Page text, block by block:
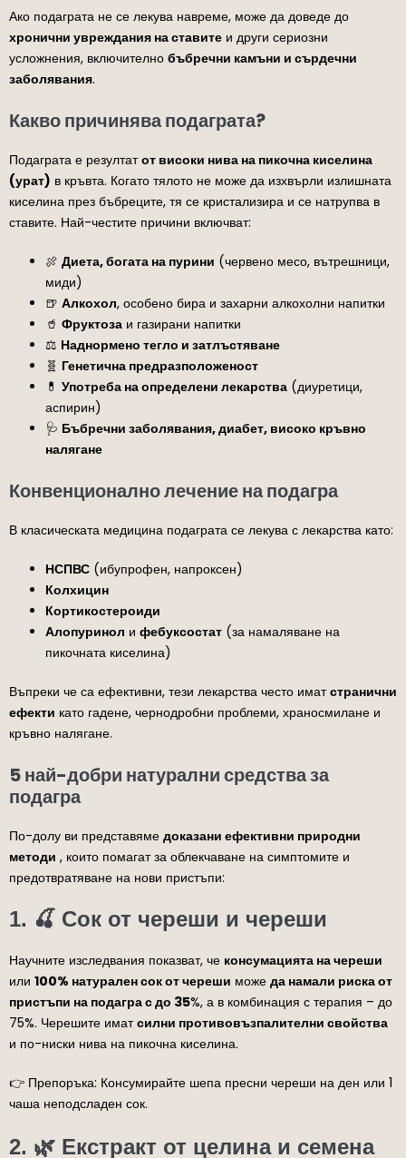
Ако подаграта не се лекува навреме, може да доведе до
хронични увреждания на ставите и други сериозни
усложнения, включително бъбречни камъни и сърдечни
заболявания.
Какво причинява подаграта?
Подаграта е резултатот високи нива на пикочна киселина
(урат) в кръвта. Когато тялото не може да изхвърли излишната
киселина през бъбреците, тя се кристализира и се натрупва в
ставите. Най-честите причини включват:
🍖 Диета, богата на пурини (червено месо, вътрешници,
миди)
🍺 Алкохол, особено бира и захарни алкохолни напитки
🥤 Фруктоза и газирани напитки
⚖️ Наднормено тегло и затлъстяване
🧬 Генетична предразположеност
💊 Употреба на определени лекарства (диуретици,
аспирин)
🩺 Бъбречни заболявания, диабет, високо кръвно
налягане
Конвенционално лечение на подагра
В класическата медицина подаграта се лекува с лекарства като:
НСПВС (ибупрофен, напроксен)
Колхицин
Кортикостероиди
Алопуринол и фебуксостат (за намаляване на
пикочната киселина)
Въпреки че са ефективни, тези лекарства често иматстранични
ефекти като гадене, чернодробни проблеми, храносмилане и
кръвно налягане.
5 най-добри натурални средства за
подагра
По-долу ви представяме доказани ефективни природни
методи , които помагат за облекчаване на симптомите и
предотвратяване на нови пристъпи:
1. 🍒 Сок от череши и череши
Научните изследвания показват, че консумацията на череши
или 100% натурален сок от череши може да намали риска от
пристъпи на подагра с до 35%, а в комбинация с терапия – до
75%. Черешите иматсилни противовъзпалителни свойства
и по-ниски нива на пикочна киселина.
👉 Препоръка: Консумирайте шепа пресни череши на ден или 1
чаша неподсладен сок.
2. 🌿 Екстракт от целина и семена